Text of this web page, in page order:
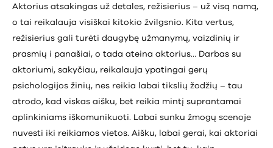
Aktorius atsakingas už detales, režisierius – už visą namą,
o tai reikalauja visiškai kitokio žvilgsnio. Kita vertus,
režisierius gali turėti daugybę užmanymų, vaizdinių ir
prasmių i panašiai, o tada ateina aktorius… Darbas su
aktoriumi, sakyčiau, reikalauja ypatingai gerų
psichologijos žinių, nes reikia labai tikslių žodžių – tau
atrodo, kad viskas aišku, bet reikia mintį suprantamai
aplinkiniams iškomunikuoti. Labai sunku žmogų scenoje
nuvesti iki reikiamos vietos. Aišku, labai gerai, kai aktoriai